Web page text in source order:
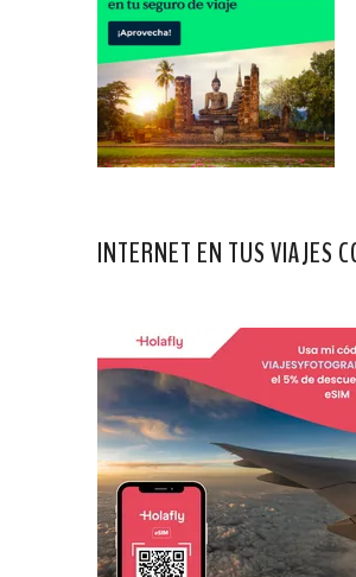
INTERNET EN TUS VIAJES